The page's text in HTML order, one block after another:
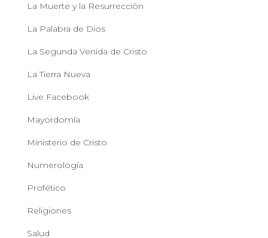
La Muerte y la Resurrección
La Palabra de Dios
La Segunda Venida de Cristo
La Tierra Nueva
Live Facebook
Mayordomía
Ministerio de Cristo
Numerología
Profético
Religiones
Salud